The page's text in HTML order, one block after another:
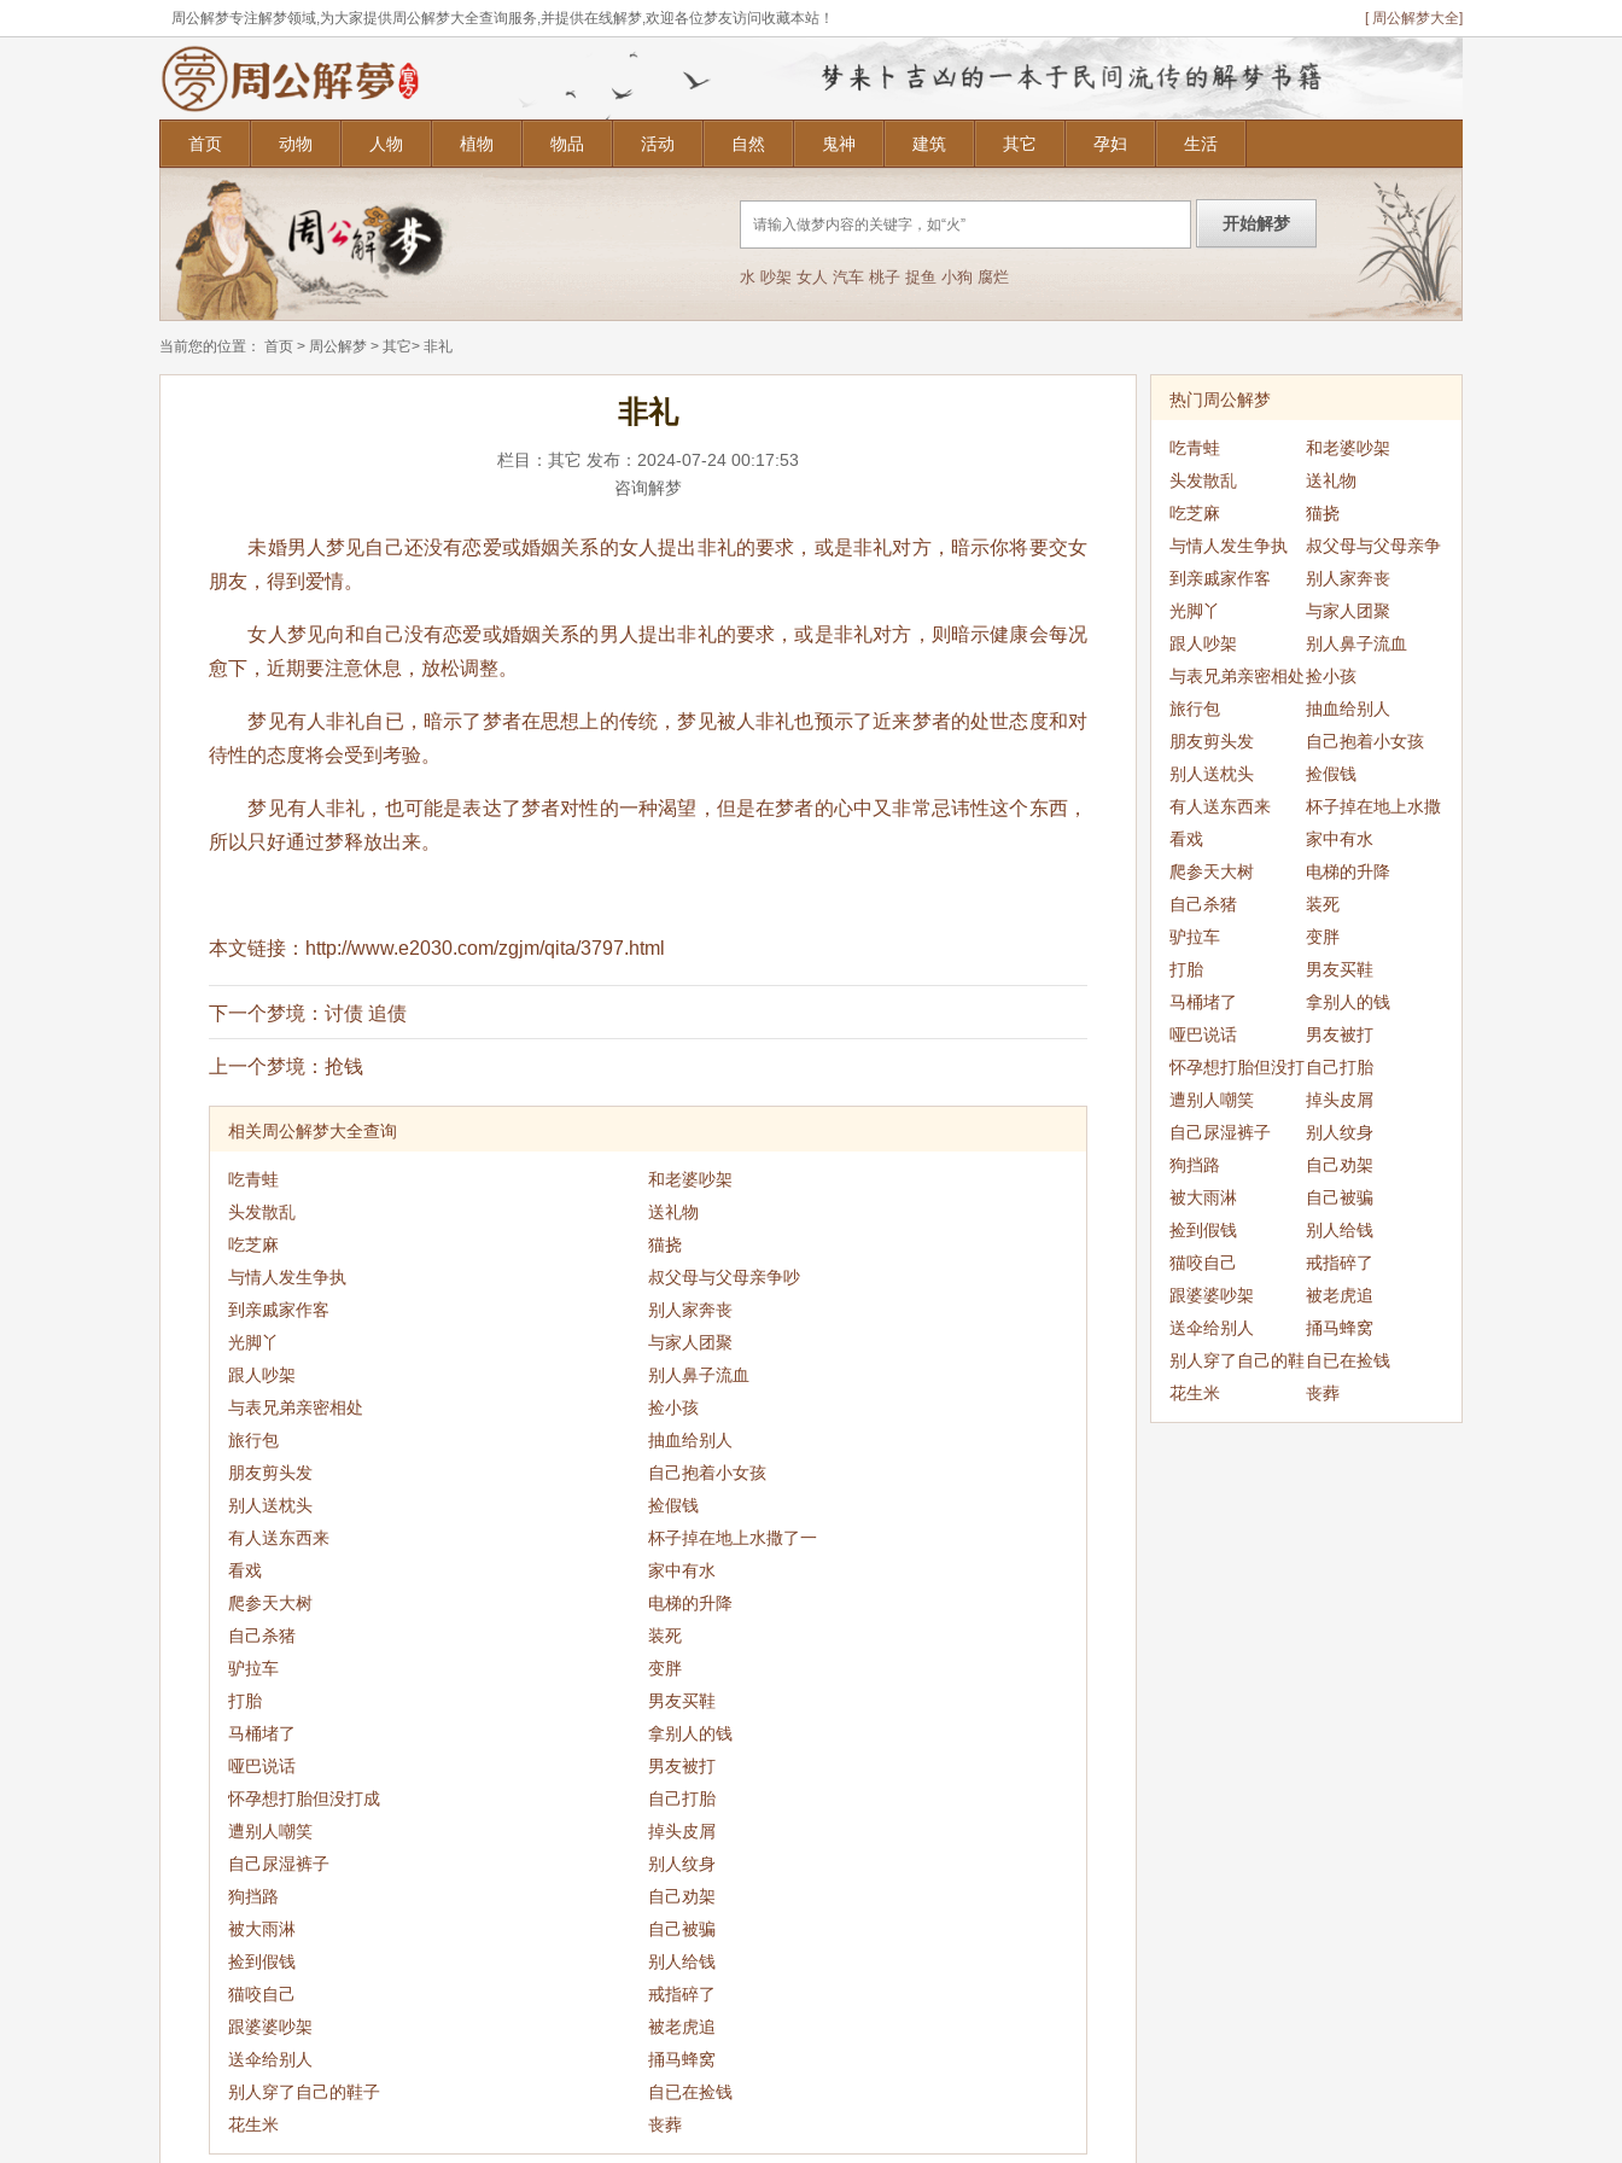
周公解梦专注解梦领域,为大家提供周公解梦大全查询服务,并提供在线解梦,欢迎各位梦友访问收藏本站！ [ 周公解梦大全]
首页 动物 人物 植物 物品 活动 自然 鬼神 建筑 其它 孕妇 生活
水 吵架 女人 汽车 桃子 捉鱼 小狗 腐烂
当前您的位置： 首页 > 周公解梦 > 其它> 非礼
非礼
栏目： 其它 发布：2024-07-24 00:17:53
咨询解梦
未婚男人梦见自己还没有恋爱或婚姻关系的女人提出非礼的要求，或是非礼对方，暗示你将要交女
朋友，得到爱情。
女人梦见向和自己没有恋爱或婚姻关系的男人提出非礼的要求，或是非礼对方，则暗示健康会每况
愈下，近期要注意休息，放松调整。
梦见有人非礼自已，暗示了梦者在思想上的传统，梦见被人非礼也预示了近来梦者的处世态度和对
待性的态度将会受到考验。
梦见有人非礼，也可能是表达了梦者对性的一种渴望，但是在梦者的心中又非常忌讳性这个东西，
所以只好通过梦释放出来。
本文链接： http://www.e2030.com/zgjm/qita/3797.html
下一个梦境： 讨债 追债
上一个梦境： 抢钱
相关周公解梦大全查询
吃青蛙
和老婆吵架
头发散乱
送礼物
吃芝麻
猫挠
与情人发生争执
叔父母与父母亲争吵
到亲戚家作客
别人家奔丧
光脚丫
与家人团聚
跟人吵架
别人鼻子流血
与表兄弟亲密相处
捡小孩
旅行包
抽血给别人
朋友剪头发
自己抱着小女孩
别人送枕头
捡假钱
有人送东西来
杯子掉在地上水撒了一
看戏
家中有水
爬参天大树
电梯的升降
自己杀猪
装死
驴拉车
变胖
打胎
男友买鞋
马桶堵了
拿别人的钱
哑巴说话
男友被打
怀孕想打胎但没打成
自己打胎
遭别人嘲笑
掉头皮屑
自己尿湿裤子
别人纹身
狗挡路
自己劝架
被大雨淋
自己被骗
捡到假钱
别人给钱
猫咬自己
戒指碎了
跟婆婆吵架
被老虎追
送伞给别人
捅马蜂窝
别人穿了自己的鞋子
自已在捡钱
花生米
丧葬
热门周公解梦
吃青蛙
和老婆吵架
头发散乱
送礼物
吃芝麻
猫挠
与情人发生争执
叔父母与父母亲争
吵
到亲戚家作客
别人家奔丧
光脚丫
与家人团聚
跟人吵架
别人鼻子流血
与表兄弟亲密相处捡小孩
旅行包
抽血给别人
朋友剪头发
自己抱着小女孩
别人送枕头
捡假钱
有人送东西来
杯子掉在地上水撒
了一
看戏
家中有水
爬参天大树
电梯的升降
自己杀猪
装死
驴拉车
变胖
打胎
男友买鞋
马桶堵了
拿别人的钱
哑巴说话
男友被打
怀孕想打胎但没打
成
自己打胎
遭别人嘲笑
掉头皮屑
自己尿湿裤子
别人纹身
狗挡路
自己劝架
被大雨淋
自己被骗
捡到假钱
别人给钱
猫咬自己
戒指碎了
跟婆婆吵架
被老虎追
送伞给别人
捅马蜂窝
别人穿了自己的鞋
子
自已在捡钱
花生米
丧葬